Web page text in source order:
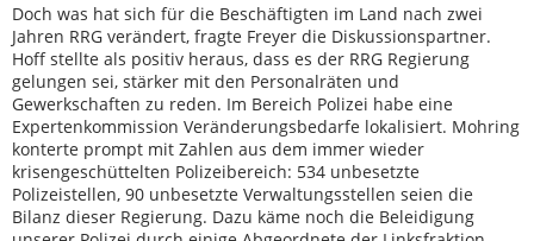
Doch was hat sich für die Beschäftigten im Land nach zwei
Jahren RRG verändert, fragte Freyer die Diskussionspartner.
Hoff stellte als positiv heraus, dass es der RRG Regierung
gelungen sei, stärker mit den Personalräten und
Gewerkschaften zu reden. Im Bereich Polizei habe eine
Expertenkommission Veränderungsbedarfe lokalisiert. Mohring
konterte prompt mit Zahlen aus dem immer wieder
krisengeschüttelten Polizeibereich: 534 unbesetzte
Polizeistellen, 90 unbesetzte Verwaltungsstellen seien die
Bilanz dieser Regierung. Dazu käme noch die Beleidigung